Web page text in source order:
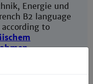
Energie und
B2 language
to